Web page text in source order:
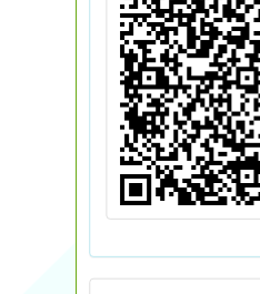
《動畫楽ノ
本動漫交響音
轉知：
卓越